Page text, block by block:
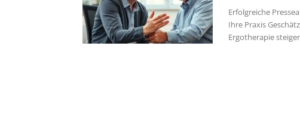
Erfolgreiche
Ihre Praxis
Ergotherapie